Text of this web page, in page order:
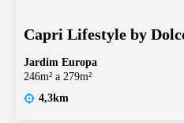
Capri Lifestyle by
Jardim Europa
246m² a 279m²
4,3km